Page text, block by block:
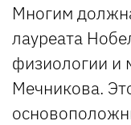
Многим
лауреата
физиологии и
Мечникова.